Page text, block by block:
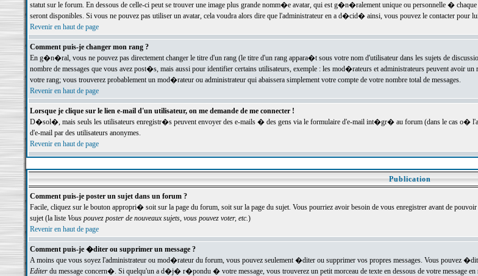
statut sur le forum. En dessous de celle-ci peut se trouver une image plus grande nomm�e avatar, qui est g�n�ralement unique ou personnelle �
seront disponibles. Si vous ne pouvez pas utiliser un avatar, cela voudra alors dire que l'administrateur en a d�cid� ainsi, vous pouvez le contacter pour
Revenir en haut de page
Comment puis-je changer mon rang ?
En g�n�ral, vous ne pouvez pas directement changer le titre d'un rang (le titre d'un rang appara�t sous votre nom d'utilisateur dans les sujets de
nombre de messages que vous avez post�s, mais aussi pour identifier certains utilisateurs, exemple : les mod�rateurs et administrateurs peuvent avoir
votre rang; vous trouverez probablement un mod�rateur ou administrateur qui abaissera simplement votre compte de votre nombre total de messages.
Revenir en haut de page
Lorsque je clique sur le lien e-mail d'un utilisateur, on me demande de me connecter !
D�sol�, mais seuls les utilisateurs enregistr�s peuvent envoyer des e-mails � des gens via le formulaire d'e-mail int�gr� au forum (dans le cas
d'e-mail par des utilisateurs anonymes.
Revenir en haut de page
Publication
Comment puis-je poster un sujet dans un forum ?
Facile, cliquez sur le bouton appropri� soit sur la page du forum, soit sur la page du sujet. Vous pourriez avoir besoin de vous enregistrer avant de
sujet (la liste Vous pouvez poster de nouveaux sujets, vous pouvez voter, etc.)
Revenir en haut de page
Comment puis-je �diter ou supprimer un message ?
A moins que vous soyez l'administrateur ou mod�rateur du forum, vous pouvez seulement �diter ou supprimer vos propres messages. Vous pouvez
Editerdu message concern�. Si quelqu'un a d�j� r�pondu � votre message, vous trouverez un petit morceau de texte en dessous de votre message